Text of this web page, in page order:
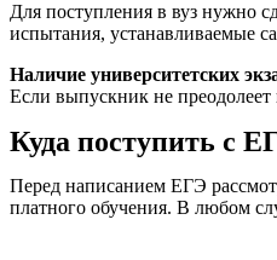
Для поступления в вуз нужно
испытания, устанавливаемые
Наличие университетских
Если выпускник не преодолеет
Куда поступить с
Перед написанием ЕГЭ
платного обучения. В любом